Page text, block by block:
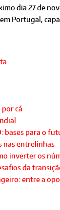
dia 27 de
Portugal,
cá
bases para o
nas entrelinhas
inverter os
da
entre a